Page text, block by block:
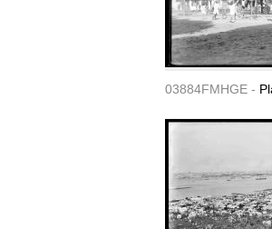
03884FMHGE -